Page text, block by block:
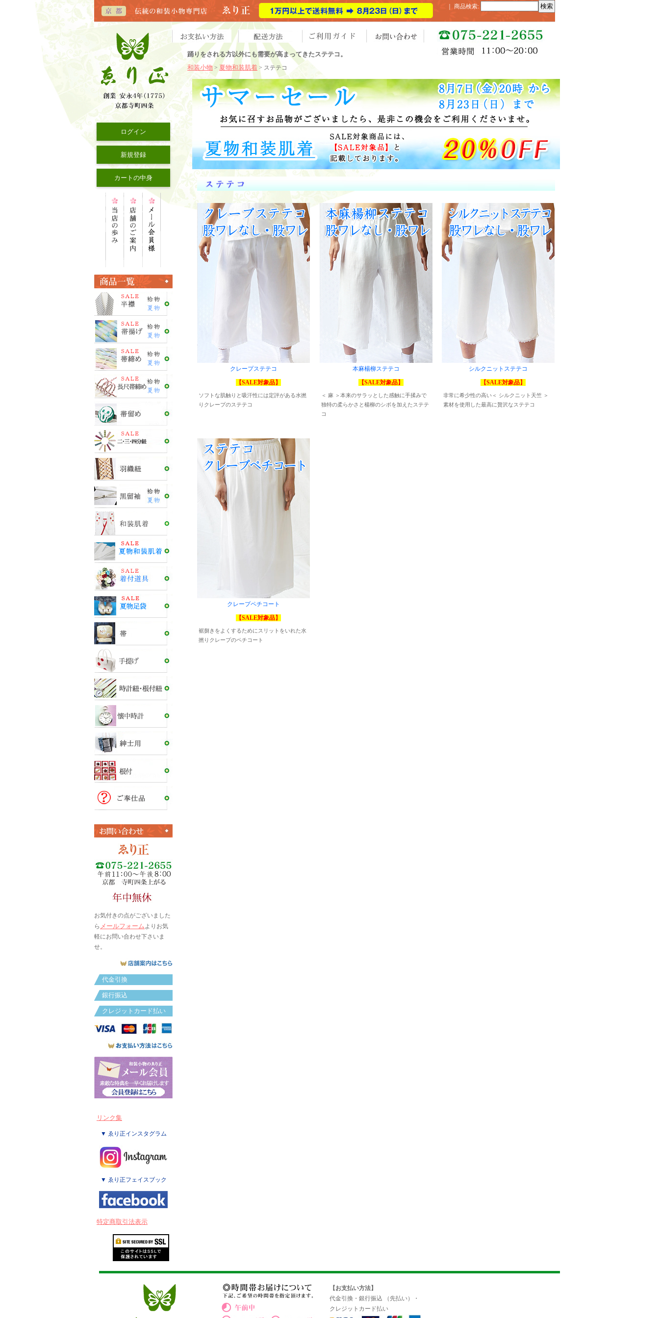
商品検索:
ログイン
新規登録
カートの中身
お気付きの点がございました
ら メールフォームよりお気
軽にお問い合わせ下さいま
せ。
代金引換
銀行振込
クレジットカード払い
リンク集
▼ ゑり正インスタグラム
▼ ゑり正フェイスブック
特定商取引法表示
踊りをされる方以外にも需要が高まってきたステテコ。
和装小物 > 夏物和装肌着 > ステテコ
クレープステテコ
【SALE対象品】
ソフトな肌触りと吸汗性には定評がある水撚
りクレープのステテコ
本麻楊柳ステテコ
【SALE対象品】
＜ 麻 ＞本来のサラッとした感触に手揉みで
独特の柔らかさと楊柳のシボを加えたステテ
コ
シルクニットステテコ
【SALE対象品】
非常に希少性の高い＜ シルクニット天竺 ＞
素材を使用した最高に贅沢なステテコ
クレープペチコート
【SALE対象品】
裾捌きをよくするためにスリットをいれた水
撚りクレープのペチコート
【お支払い方法】
代金引換・銀行振込 （先払い）・
クレジットカード払い